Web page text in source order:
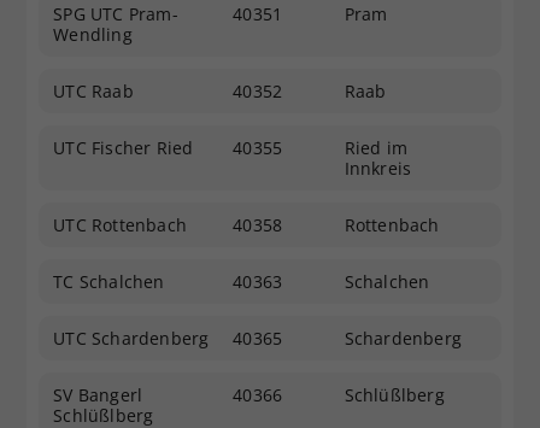
SPG UTC Pram-
Wendling
40351 Pram
UTC Raab 40352 Raab
UTC Fischer Ried 40355
Ried im
Innkreis
UTC Rottenbach 40358 Rottenbach
TC Schalchen 40363 Schalchen
UTC Schardenberg 40365 Schardenberg
SV Bangerl
Schlüßlberg
40366 Schlüßlberg